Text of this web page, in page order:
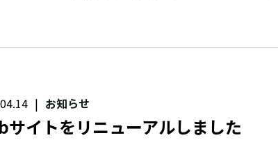
お知らせ
サイトをリニューアルしました